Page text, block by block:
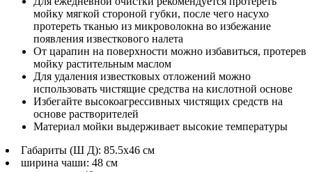
мойку мягкой стороной губки, после чего насухо
протереть тканью из микроволокна во избежание
появления известкового налета
От царапин на поверхности можно избавиться, протерев
мойку растительным маслом
Для удаления известковых отложений можно
использовать чистящие средства на кислотной основе
Избегайте высокоагрессивных чистящих средств на
основе растворителей
Материал мойки выдерживает высокие температуры
Габариты (Ш Д): 85.5x46 см
ширина чаши: 48 см